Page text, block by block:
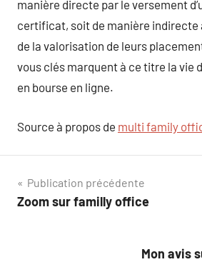
manière directe par le versement
certificat, soit de manière indirecte
de la valorisation de leurs
vous clés marquent à ce titre la vie
en bourse en ligne.
Source à propos de multi family
Navigation
de
Publication précédente
Zoom sur familly office
Mon avis